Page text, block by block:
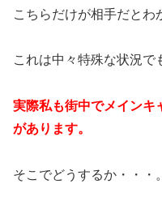
こちらだけが相手だとわ
これは中々特殊な状況で
実際私も街中でメインキ
があります。
そこでどうするか・・・。